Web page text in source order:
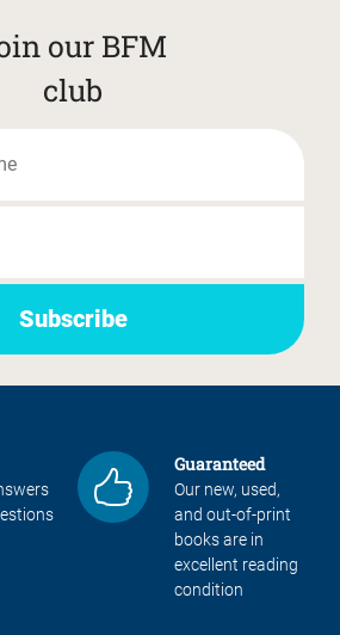
our BFM
club
Guaranteed
Our new, used,
and out-of-print
books are in
excellent reading
condition